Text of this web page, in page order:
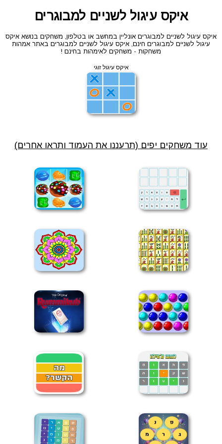
איקס עיגול לשניים למבוגרים
איקס עיגול לשניים למבוגרים אונליין במחשב או בטלפון, משחקים בנושא איקס
עיגול לשניים למבוגרים חינם, איקס עיגול לשניים למבוגרים באתר אמהות
משחקות - משחקים לאימהות בחינם !
איקס עיגול זוגי
עוד משחקים יפים (תרעננו את העמוד ותראו אחרים)